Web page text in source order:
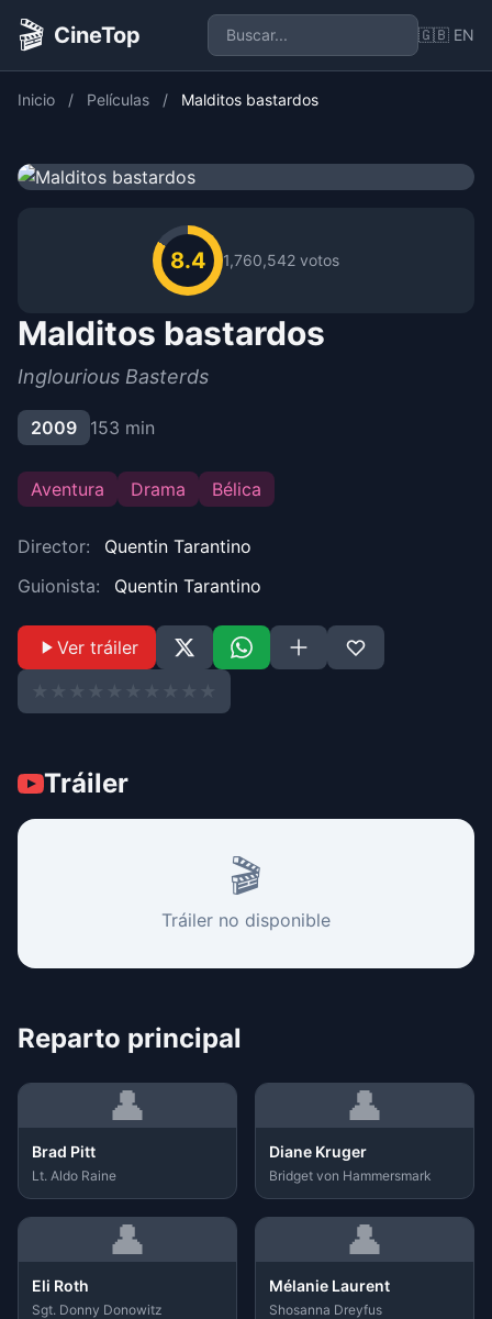
🎬 CineTop 🇬🇧 EN
Inicio / Películas / Malditos bastardos
8.4 1,760,542 votos
Malditos bastardos
Inglourious Basterds
2009 153 min
Aventura Drama Bélica
Director:
Quentin Tarantino
Guionista:
Quentin Tarantino
Ver tráiler
Tráiler
🎬
Tráiler no disponible
Reparto principal
👤
Brad Pitt
Lt. Aldo Raine
👤
Diane Kruger
Bridget von Hammersmark
👤
Eli Roth
Sgt. Donny Donowitz
👤
Mélanie Laurent
Shosanna Dreyfus